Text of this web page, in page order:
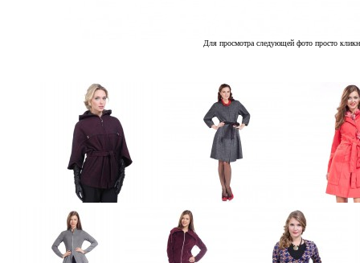
Для просмотра следующей фото просто